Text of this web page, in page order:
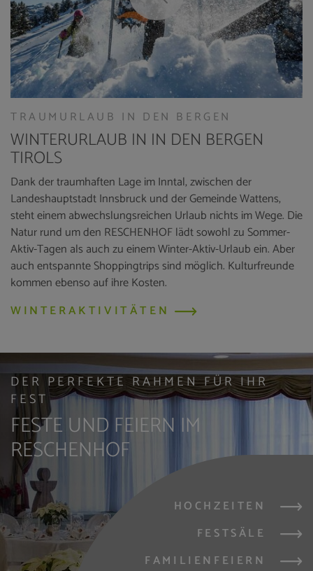
TRAUMURLAUB IN DEN BERGEN
WINTERURLAUB IN IN DEN BERGEN
TIROLS
Dank der traumhaften Lage im Inntal, zwischen der
Landeshauptstadt Innsbruck und der Gemeinde Wattens,
steht einem abwechslungsreichen Urlaub nichts im Wege. Die
Natur rund um den RESCHENHOF lädt sowohl zu Sommer-
Aktiv-Tagen als auch zu einem Winter-Aktiv-Urlaub ein. Aber
auch entspannte Shoppingtrips sind möglich. Kulturfreunde
kommen ebenso auf ihre Kosten.
WINTERAKTIVITÄTEN
DER PERFEKTE RAHMEN FÜR IHR
FEST
FESTE UND FEIERN IM
RESCHENHOF
HOCHZEITEN
FESTSÄLE
FAMILIENFEIERN